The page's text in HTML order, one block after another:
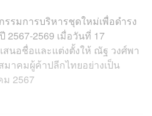
กรรมการบริหารชุดใหม่เพื่อดำรง
2567-2569 เมื่อวันที่ 17
สนอชื่อและแต่งตั้งให้ ณัฐ วงศ์พา
าคมผู้ค้าปลีกไทยอย่างเป็น
2567